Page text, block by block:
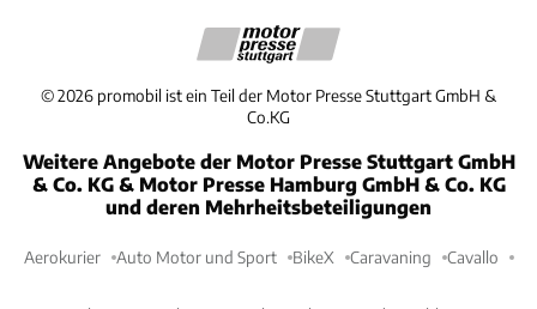
©2026 promobil ist ein Teil der Motor Presse Stuttgart GmbH &
Co.KG
Weitere Angebote der Motor Presse Stuttgart GmbH
& Co. KG & Motor Presse Hamburg GmbH & Co. KG
und deren Mehrheitsbeteiligungen
Aerokurier Auto Motor und Sport BikeX Caravaning Cavallo